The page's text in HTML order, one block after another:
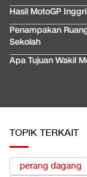
Hasil MotoGP
Penampakan
Sekolah
Apa Tujuan Wakil
TOPIK TERKAIT
perang dagang